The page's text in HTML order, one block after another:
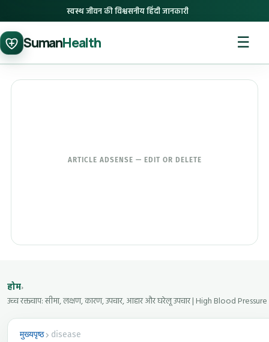
स्वस्थ जीवन की विश्वसनीय हिंदी जानकारी
SumanHealth ☰
ARTICLE ADSENSE — EDIT OR DELETE
होम›
मुख्यपृष्ठ disease